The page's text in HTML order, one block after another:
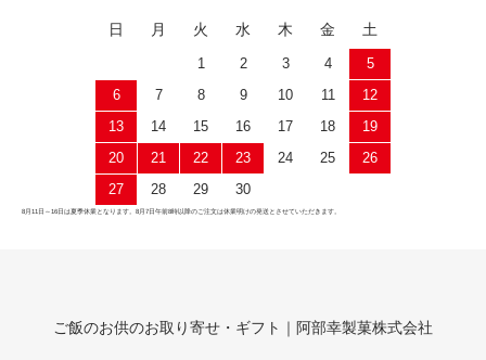
日 月 火 水 木 金 土
1 2 3 4
5
6
7 8 9 10 11
12
13
14 15 16 17 18
19
20
21 22 23 24 25
26
27
28 29 30
8月11日～16日は夏季休業となります。8月7日午前8時以降のご注文は休業明けの発送とさせていただきます。
ご飯のお供のお取り寄せ・ギフト｜阿部幸製菓株式会社